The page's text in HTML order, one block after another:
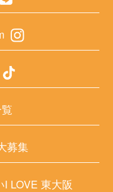
募集
LOVE 東大阪